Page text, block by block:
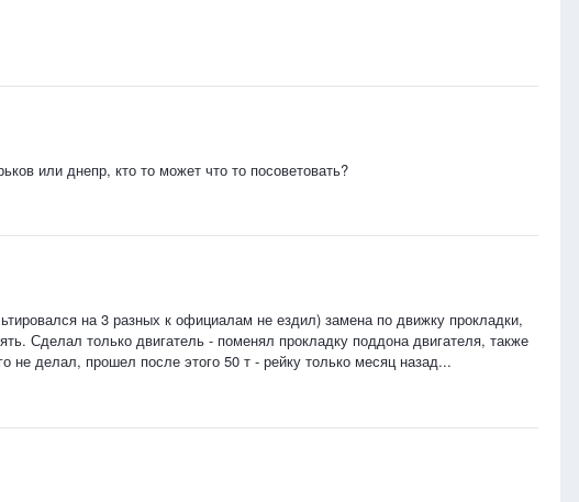
или днепр, кто то может что то посоветовать?
на 3 разных к официалам не ездил) замена по движку прокладки,
Сделал только двигатель - поменял прокладку поддона двигателя, также
не делал, прошел после этого 50 т - рейку только месяц назад...